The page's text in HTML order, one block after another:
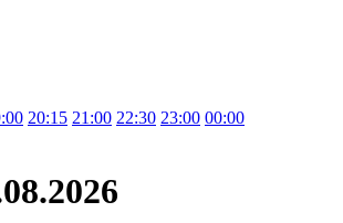
20:15 21:00 22:30 23:00 00:00